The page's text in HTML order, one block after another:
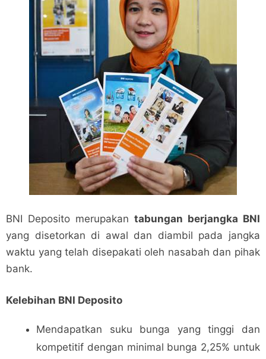
BNI Deposito merupakan tabungan berjangka BNI
yang disetorkan di awal dan diambil pada jangka
waktu yang telah disepakati oleh nasabah dan pihak
bank.
Kelebihan BNI Deposito
Mendapatkan suku bunga yang tinggi dan
kompetitif dengan minimal bunga 2,25% untuk